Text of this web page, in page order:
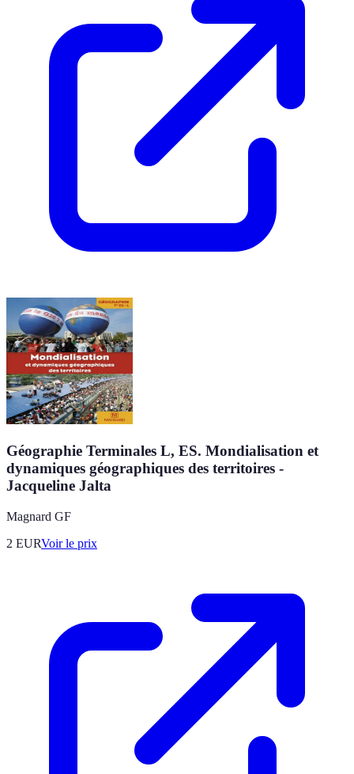
Géographie Terminales L, ES. Mondialisation et
dynamiques géographiques des territoires -
Jacqueline Jalta
Magnard GF
2 EURVoir le prix